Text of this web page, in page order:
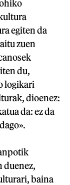
egiten da
zuen
du,
logikari
dioenez:
da: ez da
duenez,
baina